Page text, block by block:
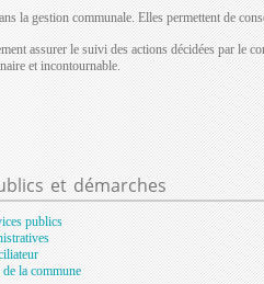
la gestion communale. Elles permettent de
assurer le suivi des actions décidées par le
et incontournable.
et démarches
publics
de la commune